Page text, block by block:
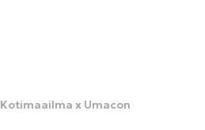
Kotimaailma x Umacon